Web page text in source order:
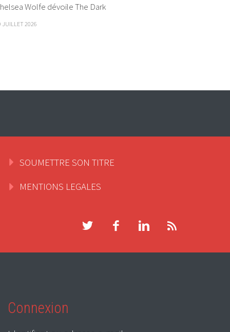
Wolfe dévoile The Dark
JUILLET 2026
SOUMETTRE SON TITRE
MENTIONS LEGALES
Connexion